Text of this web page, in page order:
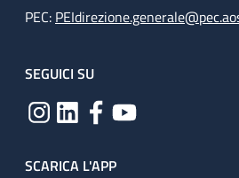
PEC:
SEGUICI SU
SCARICA L'APP